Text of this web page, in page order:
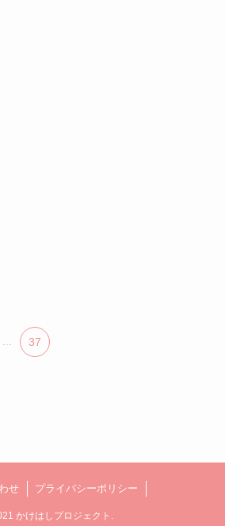
... 37
せ プライバシーポリシー
かけはしプロジェクト.